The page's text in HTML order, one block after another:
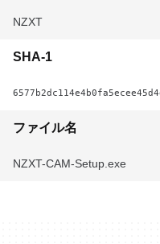
NZXT
SHA-1
ファイル名
NZXT-CAM-Setup.exe